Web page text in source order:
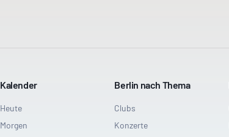
Kalender
Heute
Morgen
Berlin nach Thema
Clubs
Konzerte